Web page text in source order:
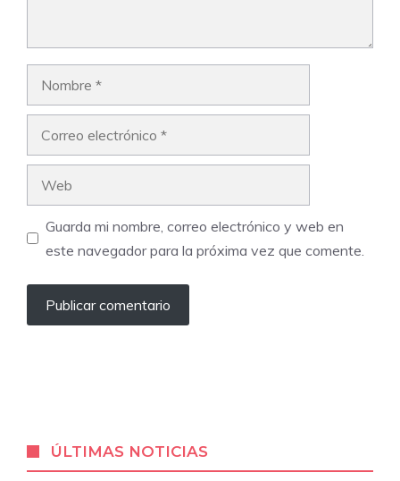
Guarda mi nombre, correo electrónico y web en
este navegador para la próxima vez que comente.
ÚLTIMAS NOTICIAS